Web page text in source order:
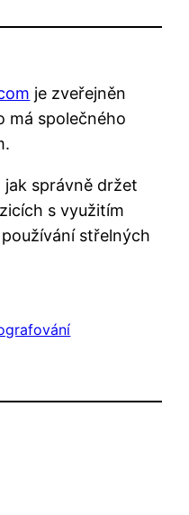
je zveřejněn
má společného
jak správně držet
s využitím
střelných